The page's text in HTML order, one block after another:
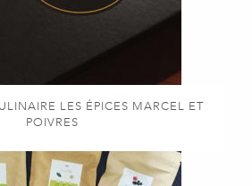
LES ÉPICES MARCEL ET
POIVRES